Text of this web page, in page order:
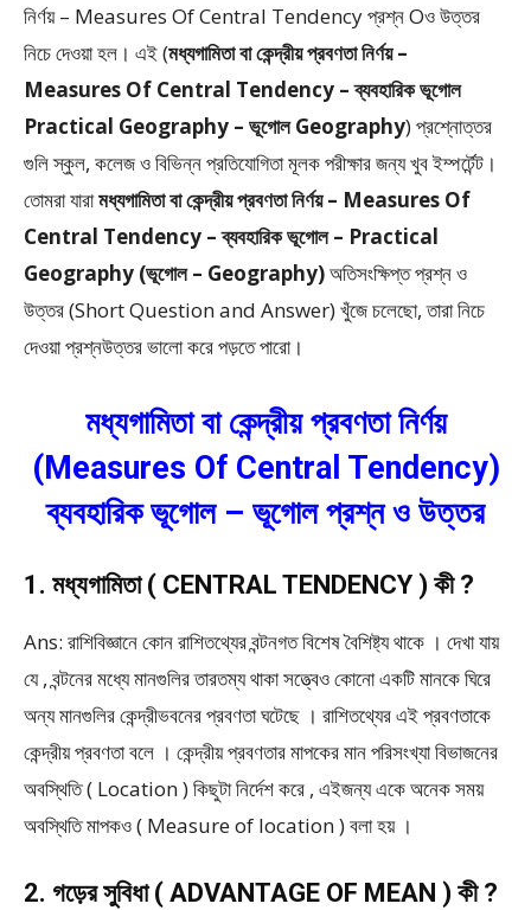
নির্ণয় – Measures Of Central Tendency প্রশ্ন Oও উত্তর
নিচে দেওয়া হল। এই (মধ্যগামিতা বা কেন্দ্রীয় প্রবণতা নির্ণয় –
Measures Of Central Tendency – ব্যবহারিক ভূগোল
Practical Geography – ভূগোল Geography) প্রশ্নোত্তর
গুলি স্কুল, কলেজ ও বিভিন্ন প্রতিযোগিতা মূলক পরীক্ষার জন্য খুব ইম্পর্টেন্ট।
তোমরা যারামধ্যগামিতা বা কেন্দ্রীয় প্রবণতা নির্ণয় – Measures Of
Central Tendency – ব্যবহারিক ভূগোল – Practical
Geography (ভূগোল – Geography)অতিসংক্ষিপ্ত প্রশ্ন ও
উত্তর (Short Question and Answer) খুঁজে চলেছো, তারা নিচে
দেওয়া প্রশ্নউত্তর ভালো করে পড়তে পারো।
মধ্যগামিতা বা কেন্দ্রীয় প্রবণতা নির্ণয়
(Measures Of Central Tendency)
ব্যবহারিক ভূগোল – ভূগোল প্রশ্ন ও উত্তর
1. মধ্যগামিতা ( CENTRAL TENDENCY ) কী ?
Ans: রাশিবিজ্ঞানে কোন রাশিতথ্যের বন্টনগত বিশেষ বৈশিষ্ট্য থাকে । দেখা যায়
যে , বন্টনের মধ্যে মানগুলির তারতম্য থাকা সত্ত্বেও কোনো একটি মানকে ঘিরে
অন্য মানগুলির কেন্দ্রীভবনের প্রবণতা ঘটেছে । রাশিতথ্যের এই প্রবণতাকে
কেন্দ্রীয় প্রবণতা বলে । কেন্দ্রীয় প্রবণতার মাপকের মান পরিসংখ্যা বিভাজনের
অবস্থিতি ( Location ) কিছুটা নির্দেশ করে , এইজন্য একে অনেক সময়
অবস্থিতি মাপকও ( Measure of location ) বলা হয় ।
2. গড়ের সুবিধা ( ADVANTAGE OF MEAN ) কী ?